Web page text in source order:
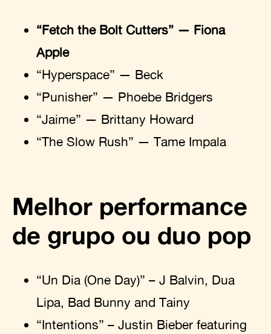
“Fetch the Bolt Cutters” — Fiona
Apple
“Hyperspace” — Beck
“Punisher” — Phoebe Bridgers
“Jaime” — Brittany Howard
“The Slow Rush” — Tame Impala
Melhor performance
de grupo ou duo pop
“Un Dia (One Day)” – J Balvin, Dua
Lipa, Bad Bunny and Tainy
“Intentions” – Justin Bieber featuring